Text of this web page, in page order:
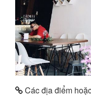
Các địa điểm